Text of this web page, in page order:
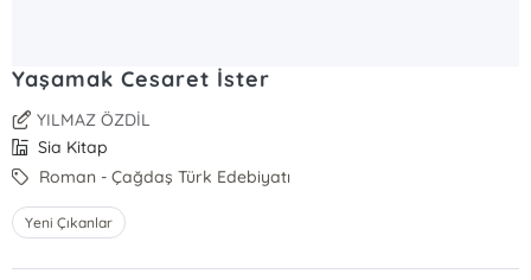
Yaşamak Cesaret İster
YILMAZ ÖZDİL
Sia Kitap
Roman - Çağdaş Türk Edebiyatı
Yeni Çıkanlar